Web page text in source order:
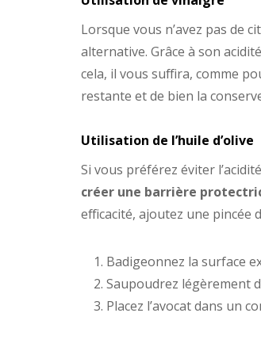
Lorsque vous n’avez pas de
alternative. Grâce à son
cela, il vous suffira, comme
restante et de bien la
​​Utilisation de l’huile d’olive
Si vous préférez éviter
créer une barrière
efficacité, ajoutez une pincée
Badigeonnez la surface
Saupoudrez légèrement
Placez l’avocat dans un